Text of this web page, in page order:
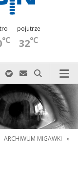
°C
pojutrze
32°C
nas zadzwoń
Facebook-u
na Xnas na Instagram-ie
Odwiedź nas na TikTok-u
Szukaj nas na Spotify
Wyślij do nas
Szukaj
ARCHIWUM MIGAWKI
»